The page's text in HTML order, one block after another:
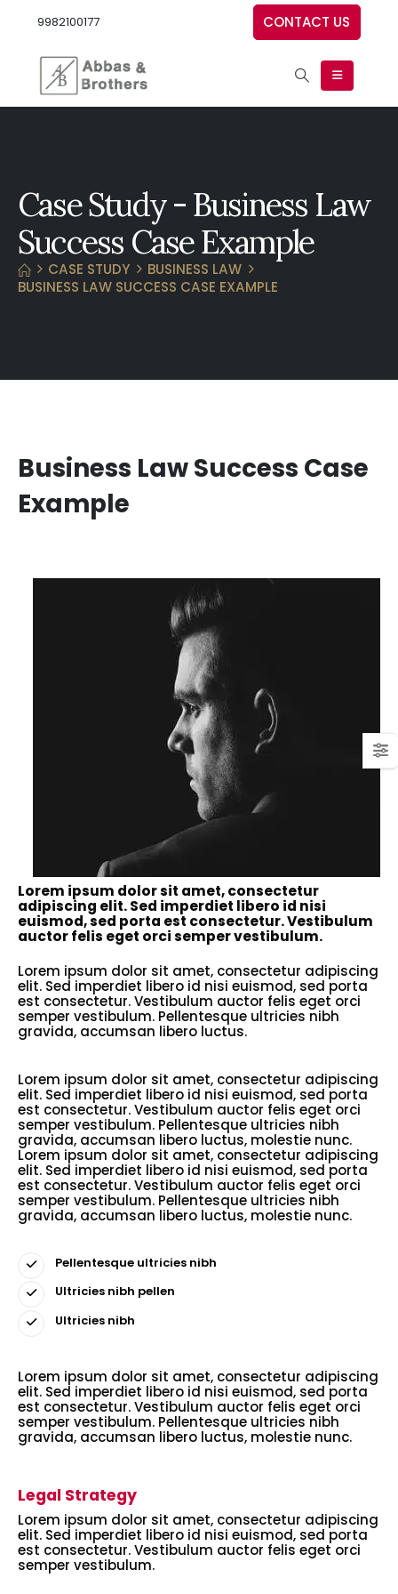
9982100177 CONTACT US
Case Study - Business Law
Success Case Example
CASE STUDY
BUSINESS LAW
BUSINESS LAW SUCCESS CASE EXAMPLE
Business Law Success Case
Example
Lorem ipsum dolor sit amet, consectetur
adipiscing elit. Sed imperdiet libero id nisi
euismod, sed porta est consectetur. Vestibulum
auctor felis eget orci semper vestibulum.
Lorem ipsum dolor sit amet, consectetur adipiscing
elit. Sed imperdiet libero id nisi euismod, sed porta
est consectetur. Vestibulum auctor felis eget orci
semper vestibulum. Pellentesque ultricies nibh
gravida, accumsan libero luctus.
Lorem ipsum dolor sit amet, consectetur adipiscing
elit. Sed imperdiet libero id nisi euismod, sed porta
est consectetur. Vestibulum auctor felis eget orci
semper vestibulum. Pellentesque ultricies nibh
gravida, accumsan libero luctus, molestie nunc.
Lorem ipsum dolor sit amet, consectetur adipiscing
elit. Sed imperdiet libero id nisi euismod, sed porta
est consectetur. Vestibulum auctor felis eget orci
semper vestibulum. Pellentesque ultricies nibh
gravida, accumsan libero luctus, molestie nunc.
Pellentesque ultricies nibh
Ultricies nibh pellen
Ultricies nibh
Lorem ipsum dolor sit amet, consectetur adipiscing
elit. Sed imperdiet libero id nisi euismod, sed porta
est consectetur. Vestibulum auctor felis eget orci
semper vestibulum. Pellentesque ultricies nibh
gravida, accumsan libero luctus, molestie nunc.
Legal Strategy
Lorem ipsum dolor sit amet, consectetur adipiscing
elit. Sed imperdiet libero id nisi euismod, sed porta
est consectetur. Vestibulum auctor felis eget orci
semper vestibulum.